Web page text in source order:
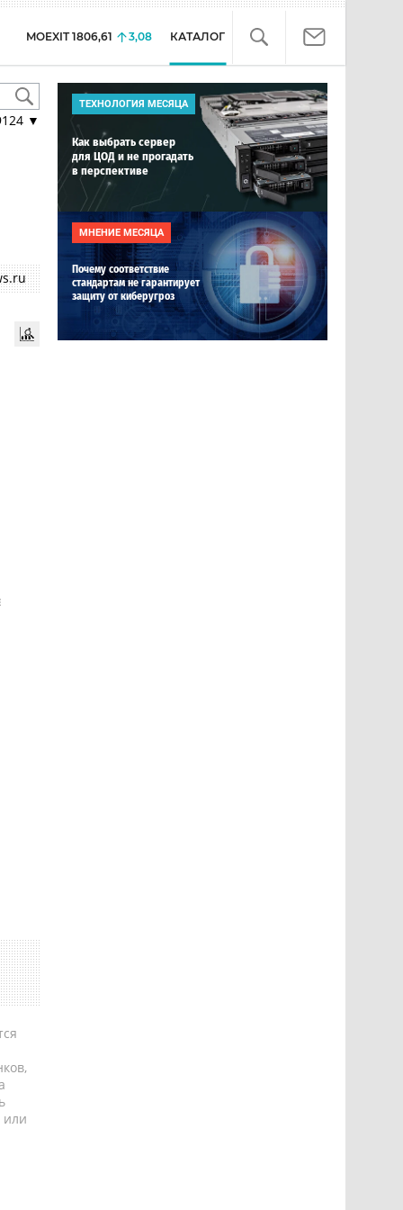
MOEXIT 1806,61 3,08 КАТАЛОГ
▼
или
ТЕХНОЛОГИЯ МЕСЯЦА
Как выбрать сервер
для ЦОД и не прогадать
в перспективе
МНЕНИЕ МЕСЯЦА
Почему соответствие
стандартам не гарантирует
защиту от киберугроз